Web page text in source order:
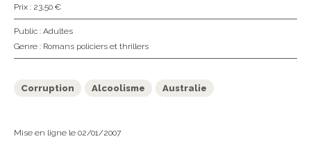
Prix : 23,50 €
Public : Adultes
Genre : Romans policiers et thrillers
Corruption Alcoolisme Australie
Mise en ligne le 02/01/2007